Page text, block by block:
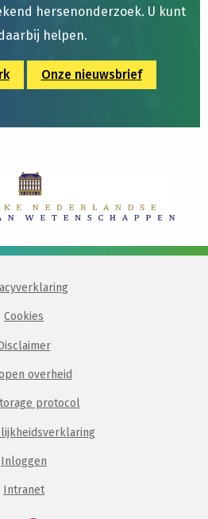
hersenonderzoek. U kunt
helpen.
Onze nieuwsbrief
Cookies
overheid
protocol
Inloggen
Intranet